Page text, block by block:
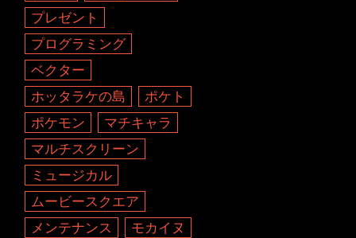
プレゼント
プログラミング
ベクター
ホッタラケの島
ポケト
ポケモン
マチキャラ
マルチスクリーン
ミュージカル
ムービースクエア
メンテナンス
モカイヌ